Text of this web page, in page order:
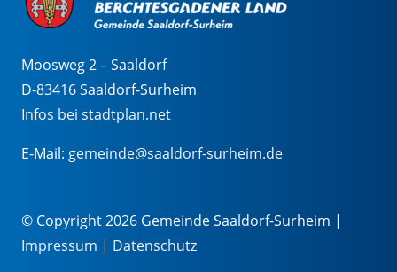
Moosweg 2 – Saaldorf
D-83416 Saaldorf-Surheim
Infos bei stadtplan.net
E-Mail: gemeinde@saaldorf-surheim.de
© Copyright 2026 Gemeinde Saaldorf-Surheim |
Impressum | Datenschutz